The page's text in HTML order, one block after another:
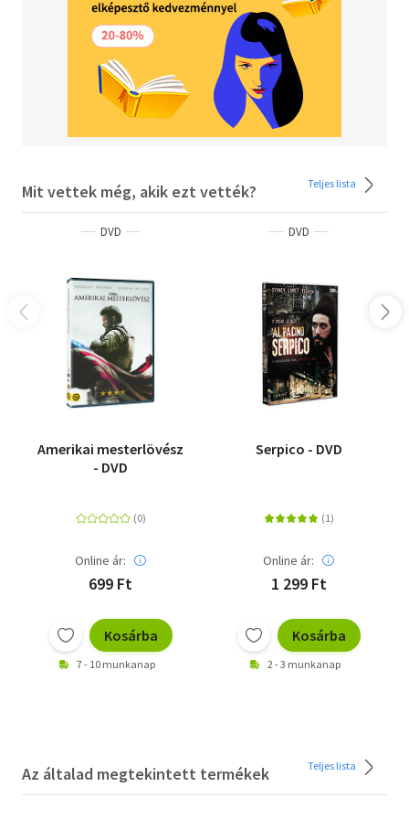
börtönőröket, és hamarosan az intézmény igazgatójának
irodájába is bejáratos lesz, ahol bepillantást nyerhet
néhány piszkos üzlet részleteibe is.
Andy végtelen türelme és töretlen hite végül meghozza
gyümölcsét. Megcsillan a lehetőség, hogy elhagyhassa a
börtönt... ha nem is a leghivatalosabb formában. Andy
gondol, hogy a maga aktakukac módján bosszút álljon
mindenkin, aki ártott neki...
Tizenkét éven aluliak számára nem ajánlott - F/2450/J
Mit vettek még, akik ezt vették? Teljes lista
DVD
Amerikai mesterlövész
- DVD
Online ár:
699 Ft
Kosárba
7 - 10 munkanap
DVD
Serpico - DVD
Online ár:
1 299 Ft
Kosárba
2 - 3 munkanap
Az általad megtekintett termékek Teljes lista